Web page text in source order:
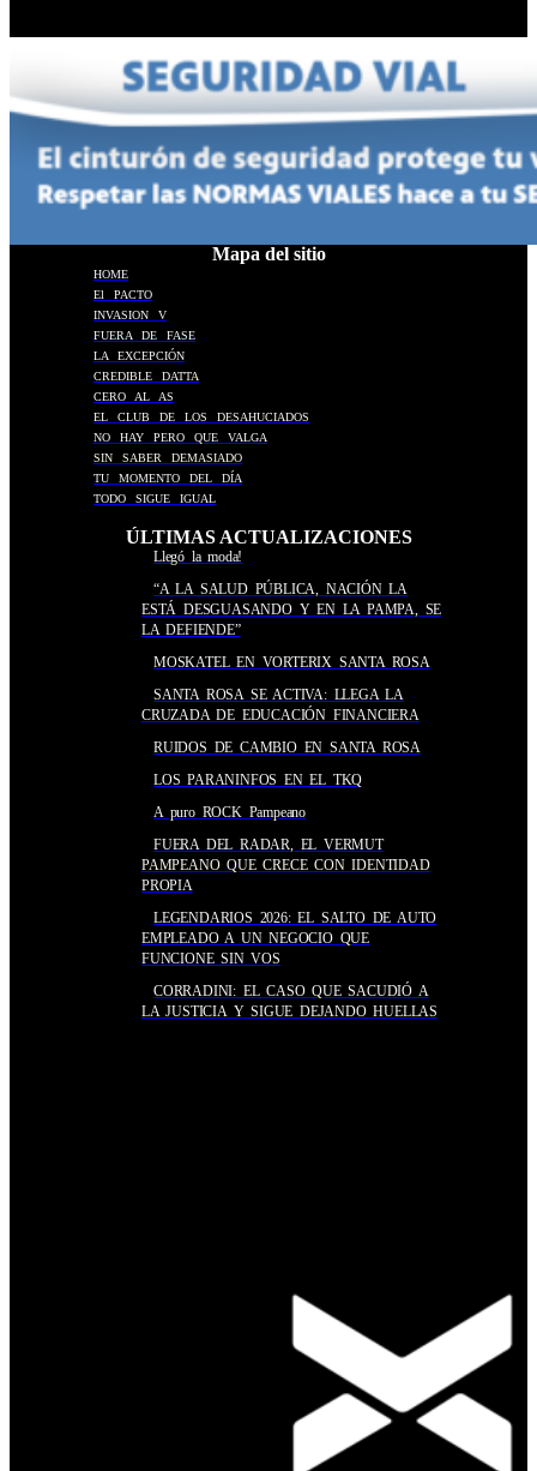
Mapa del sitio
HOME
El PACTO
INVASION V
FUERA DE FASE
LA EXCEPCIÓN
CREDIBLE DATTA
CERO AL AS
EL CLUB DE LOS DESAHUCIADOS
NO HAY PERO QUE VALGA
SIN SABER DEMASIADO
TU MOMENTO DEL DÍA
TODO SIGUE IGUAL
ÚLTIMAS ACTUALIZACIONES
Llegó la moda!
“A LA SALUD PÚBLICA, NACIÓN LA
ESTÁ DESGUASANDO Y EN LA PAMPA, SE
LA DEFIENDE”
MOSKATEL EN VORTERIX SANTA ROSA
SANTA ROSA SE ACTIVA: LLEGA LA
CRUZADA DE EDUCACIÓN FINANCIERA
RUIDOS DE CAMBIO EN SANTA ROSA
LOS PARANINFOS EN EL TKQ
A puro ROCK Pampeano
FUERA DEL RADAR, EL VERMUT
PAMPEANO QUE CRECE CON IDENTIDAD
PROPIA
LEGENDARIOS 2026: EL SALTO DE AUTO
EMPLEADO A UN NEGOCIO QUE
FUNCIONE SIN VOS
CORRADINI: EL CASO QUE SACUDIÓ A
LA JUSTICIA Y SIGUE DEJANDO HUELLAS